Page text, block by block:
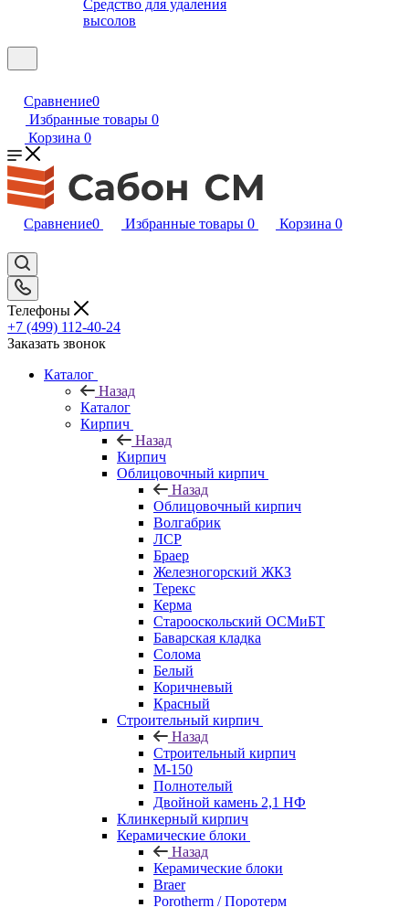
Средство для удаления
высолов
Сравнение0
Избранные товары 0
Корзина 0
Сравнение0 Избранные товары 0 Корзина 0
Телефоны
+7 (499) 112-40-24
Заказать звонок
Каталог
Назад
Каталог
Кирпич
Назад
Кирпич
Облицовочный кирпич
Назад
Облицовочный кирпич
Волгабрик
ЛСР
Браер
Железногорский ЖКЗ
Терекс
Керма
Старооскольский ОСМиБТ
Баварская кладка
Солома
Белый
Коричневый
Красный
Строительный кирпич
Назад
Строительный кирпич
М-150
Полнотелый
Двойной камень 2,1 НФ
Клинкерный кирпич
Керамические блоки
Назад
Керамические блоки
Braer
Porotherm / Поротерм